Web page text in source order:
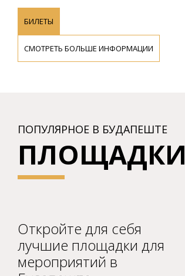
БИЛЕТЫ
СМОТРЕТЬ БОЛЬШЕ ИНФОРМАЦИИ
ПОПУЛЯРНОЕ В БУДАПЕШТЕ
ПЛОЩАДКИ
Откройте для себя
лучшие площадки для
мероприятий в